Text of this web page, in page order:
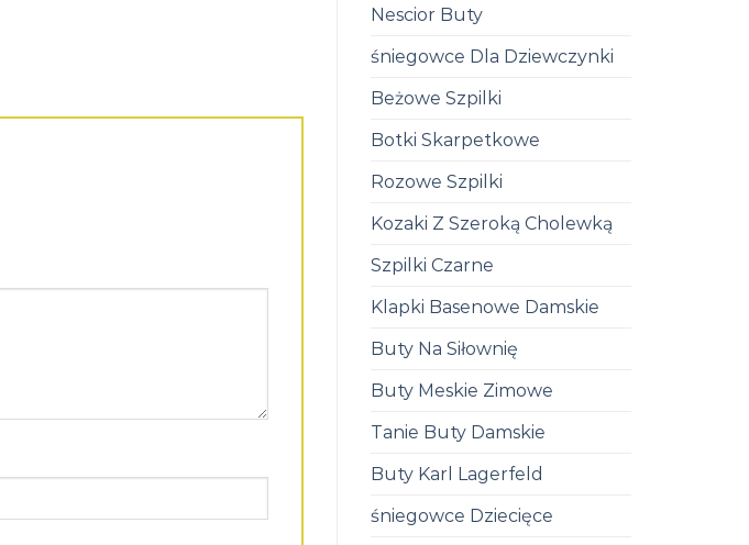
Nescior Buty
śniegowce Dla Dziewczynki
Beżowe Szpilki
Botki Skarpetkowe
Rozowe Szpilki
Kozaki Z Szeroką Cholewką
Szpilki Czarne
Klapki Basenowe Damskie
Buty Na Siłownię
Buty Meskie Zimowe
Tanie Buty Damskie
Buty Karl Lagerfeld
śniegowce Dziecięce